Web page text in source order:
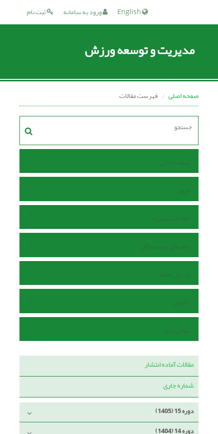
ثبت نام ورود به سامانه
مدیریت و توسعه ورزش
صفحه اصلی فهرست مقالات
صفحه اصلی
مرور
اطلاعات نشریه
راهنمای نویسندگان
ارسال مقاله
داوران
تماس با ما
مقالات آماده انتشار
شماره جاری
دوره 15 (1405)
دوره 14 (1404)